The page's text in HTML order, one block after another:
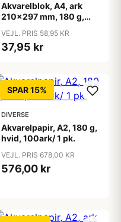
Akvarelblok, A4, ark
210x297 mm, 180 g,
VEJL. PRIS 58,95 KR
37,95 kr
SPAR 15%
DIVERSE
Akvarelpapir, A2, 180 g,
hvid, 100ark/ 1 pk.
VEJL. PRIS 678,00 KR
576,00 kr